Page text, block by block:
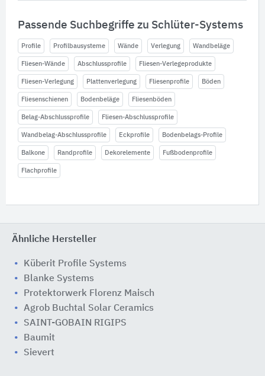
Passende Suchbegriffe zu Schlüter-Systems
Profile Profilbausysteme Wände Verlegung Wandbeläge
Fliesen-Wände Abschlussprofile Fliesen-Verlegeprodukte
Fliesen-Verlegung Plattenverlegung Fliesenprofile Böden
Fliesenschienen Bodenbeläge Fliesenböden
Belag-Abschlussprofile Fliesen-Abschlussprofile
Wandbelag-Abschlussprofile Eckprofile Bodenbelags-Profile
Balkone Randprofile Dekorelemente Fußbodenprofile
Flachprofile
Ähnliche Hersteller
Küberit Profile Systems
Blanke Systems
Protektorwerk Florenz Maisch
Agrob Buchtal Solar Ceramics
SAINT-GOBAIN RIGIPS
Baumit
Sievert